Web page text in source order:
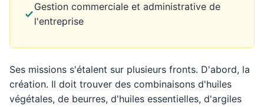
Gestion commerciale et administrative de
l'entreprise
Ses missions s'étalent sur plusieurs fronts. D'abord, la
création. Il doit trouver des combinaisons d'huiles
végétales, de beurres, d'huiles essentielles, d'argiles